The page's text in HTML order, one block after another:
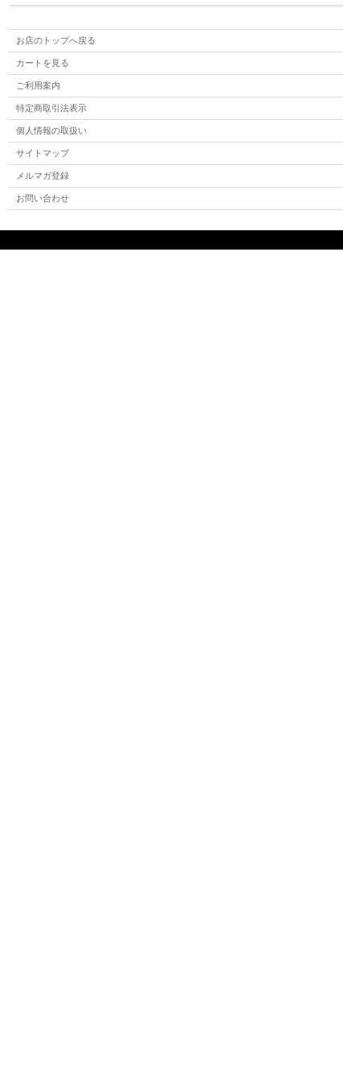
お店のトップへ戻る
カートを見る
ご利用案内
特定商取引法表示
個人情報の取扱い
サイトマップ
メルマガ登録
お問い合わせ